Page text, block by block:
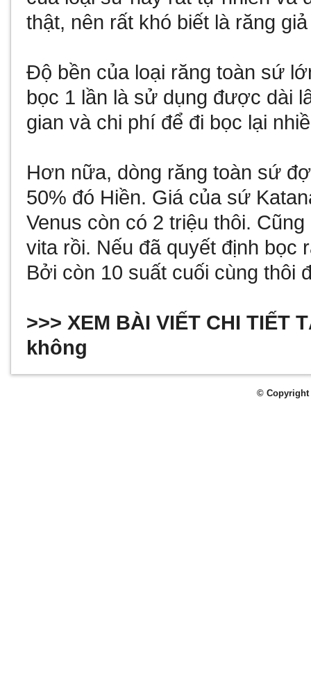
thật, nên rất khó biết là răng
Độ bền của loại răng toàn sứ
bọc 1 lần là sử dụng được dài
gian và chi phí để đi bọc lại
Hơn nữa, dòng răng toàn sứ
50% đó Hiền. Giá của sứ
Venus còn có 2 triệu thôi.
vita rồi. Nếu đã quyết định bọc
Bởi còn 10 suất cuối cùng thôi
>>> XEM BÀI VIẾT CHI TIẾT
không
© Copyright